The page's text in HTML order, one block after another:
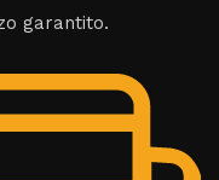
garantito.